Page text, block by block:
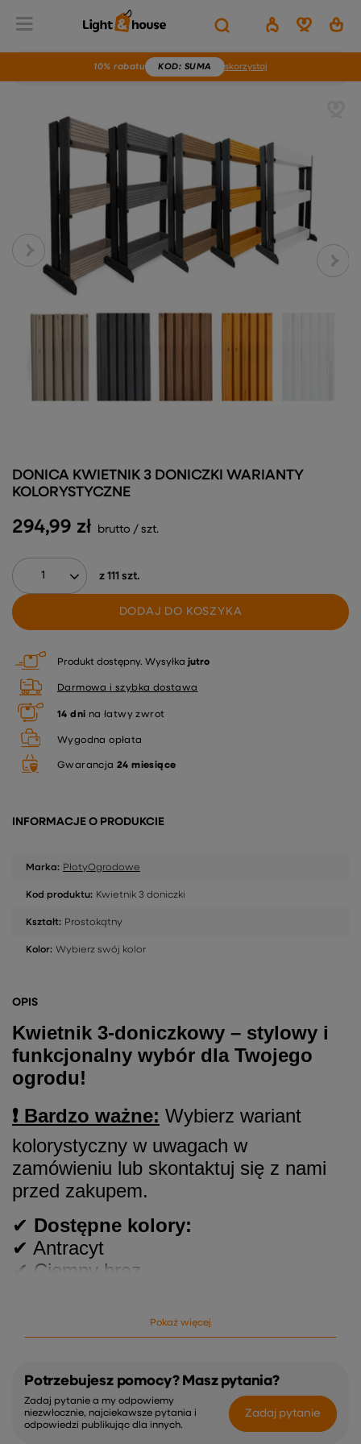
10% rabatu KOD: SUMA skorzystaj
294,99 zł brutto / szt.
z 111 szt.
DODAJ DO KOSZYKA
DONICA KWIETNIK 3 DONICZKI WARIANTY
KOLORYSTYCZNE
Produkt dostępny Wysyłka jutro
Darmowa i szybka dostawa
14 dni na łatwy zwrot
Wygodna opłata
Gwarancja 24 miesiące
INFORMACJE O PRODUKCIE
Marka: PłotyOgrodowe
Kod produktu: Kwietnik 3 doniczki
Kształt: Prostokątny
Kolor: Wybierz swój kolor
OPIS
Kwietnik 3-doniczkowy – stylowy i
funkcjonalny wybór dla Twojego
ogrodu!
❗ Bardzo ważne: Wybierz wariant
kolorystyczny w uwagach w
zamówieniu lub skontaktuj się z nami
przed zakupem.
✔ Dostępne kolory:
✔ Antracyt
✔ Ciemny brąz
✔ Biały
✔Kwietnik 3-doniczkowyto
praktyczny i estetyczny element
dekoracyjny, który idealnie sprawdzi się
Pokaż więcej
Potrzebujesz pomocy? Masz pytania?
Zadaj pytanie a my odpowiemy
niezwłocznie, najciekawsze pytania i
odpowiedzi publikując dla innych.
Zadaj pytanie